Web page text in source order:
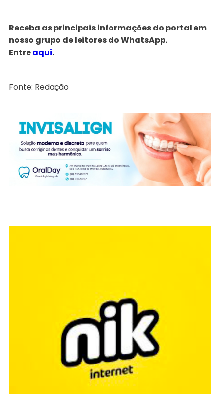
Receba as principais informações do portal em
nosso grupo de leitores do WhatsApp.
Entreaqui.
Fonte: Redação